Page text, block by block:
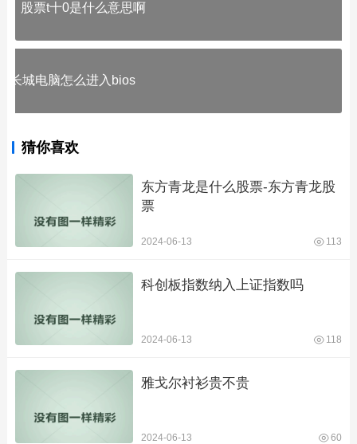
股票t十0是什么意思啊
长城电脑怎么进入bios
猜你喜欢
东方青龙是什么股票-东方青龙股
票
2024-06-13 113
科创板指数纳入上证指数吗
2024-06-13 118
雅戈尔衬衫贵不贵
2024-06-13 60